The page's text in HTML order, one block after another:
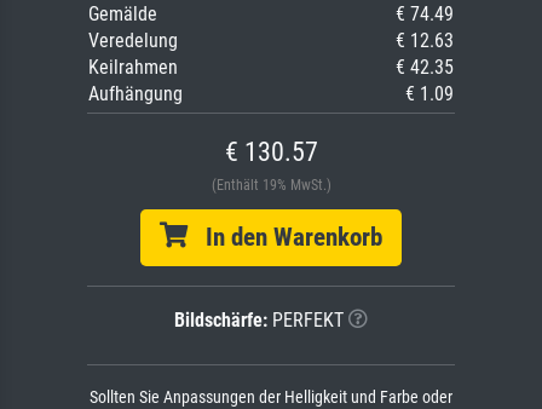
Gemälde
€ 74.49
Veredelung
€ 12.63
Keilrahmen
€ 42.35
Aufhängung
€ 1.09
€ 130.57
(Enthält 19% MwSt.)
In den Warenkorb
Bildschärfe: PERFEKT
Sollten Sie Anpassungen der Helligkeit und Farbe oder